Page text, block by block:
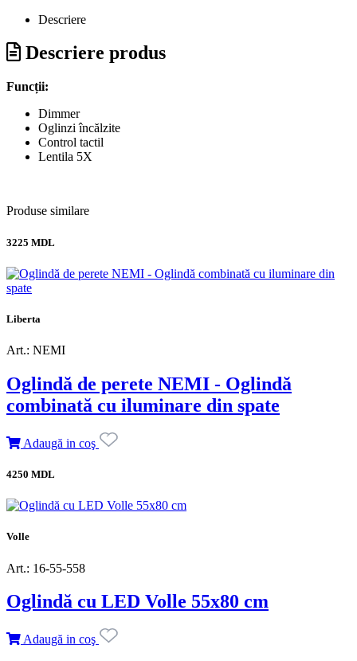
Descriere
Descriere produs
Funcții:
Dimmer
Oglinzi încălzite
Control tactil
Lentila 5X
Produse similare
3225 MDL
Liberta
Art.: NEMI
Oglindă de perete NEMI - Oglindă
combinată cu iluminare din spate
Adaugă in coş
4250 MDL
Volle
Art.: 16-55-558
Oglindă cu LED Volle 55x80 cm
Adaugă in coş